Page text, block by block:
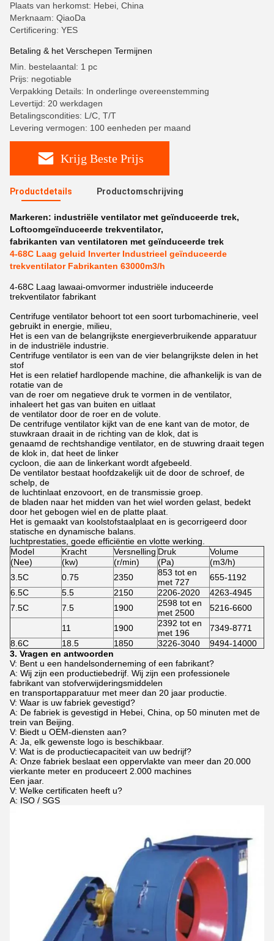
Plaats van herkomst: Hebei, China
Merknaam: QiaoDa
Certificering: YES
Betaling & het Verschepen Termijnen
Min. bestelaantal: 1 pc
Prijs: negotiable
Verpakking Details: In onderlinge overeenstemming
Levertijd: 20 werkdagen
Betalingscondities: L/C, T/T
Levering vermogen: 100 eenheden per maand
Krijg Beste Prijs
Productdetails Productomschrijving
Markeren: industriële ventilator met geïnduceerde trek,
Loftoomgeïnduceerde trekventilator,
fabrikanten van ventilatoren met geïnduceerde trek
4-68C Laag geluid Inverter Industrieel geïnduceerde
trekventilator Fabrikanten 63000m3/h
4-68C Laag lawaai-omvormer industriële induceerde
trekventilator fabrikant
Centrifuge ventilator behoort tot een soort turbomachinerie, veel
gebruikt in energie, milieu,
Het is een van de belangrijkste energieverbruikende apparatuur
in de industriële industrie.
Centrifuge ventilator is een van de vier belangrijkste delen in het
stof
Het is een relatief hardlopende machine, die afhankelijk is van de
rotatie van de
van de roer om negatieve druk te vormen in de ventilator,
inhaleert het gas van buiten en uitlaat
de ventilator door de roer en de volute.
De centrifuge ventilator kijkt van de ene kant van de motor, de
stuwkraan draait in de richting van de klok, dat is
genaamd de rechtshandige ventilator, en de stuwring draait tegen
de klok in, dat heet de linker
cycloon, die aan de linkerkant wordt afgebeeld.
De ventilator bestaat hoofdzakelijk uit de door de schroef, de
schelp, de
de luchtinlaat enzovoort, en de transmissie groep.
de bladen naar het midden van het wiel worden gelast, bedekt
door het gebogen wiel en de platte plaat.
Het is gemaakt van koolstofstaalplaat en is gecorrigeerd door
statische en dynamische balans.
luchtprestaties, goede efficiëntie en vlotte werking.
Model
Kracht Versnelling Druk
Volume
(Nee)
(kw) (r/min) (Pa)
(m3/h)
3.5C
0.75 2350
853 tot en
met 727
655-1192
6.5C
5.5 2150 2206-2020
4263-4945
7.5C
7.5 1900
2598 tot en
met 2500
5216-6600
11 1900
2392 tot en
met 196
7349-8771
8.6C
18.5 1850 3226-3040
9494-14000
3. Vragen en antwoorden
V: Bent u een handelsonderneming of een fabrikant?
A: Wij zijn een productiebedrijf. Wij zijn een professionele
fabrikant van stofverwijderingsmiddelen
en transportapparatuur met meer dan 20 jaar productie.
V: Waar is uw fabriek gevestigd?
A: De fabriek is gevestigd in Hebei, China, op 50 minuten met de
trein van Beijing.
V: Biedt u OEM-diensten aan?
A: Ja, elk gewenste logo is beschikbaar.
V: Wat is de productiecapaciteit van uw bedrijf?
A: Onze fabriek beslaat een oppervlakte van meer dan 20.000
vierkante meter en produceert 2.000 machines
Een jaar.
V: Welke certificaten heeft u?
A: ISO / SGS